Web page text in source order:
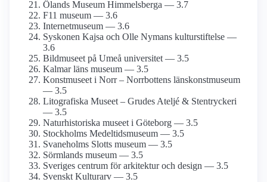
Ölands Museum Himmelsberga — 3.7
F11 museum — 3.6
Internet­museum — 3.6
Syskonen Kajsa och Olle Nymans kulturstiftelse —
3.6
Bildmuseet på Umeå universitet — 3.5
Kalmar läns museum — 3.5
Konstmuseet i Norr – Norrbottens länskonst­museum
— 3.5
Litografiska Museet – Grudes Ateljé & Stentryckeri
— 3.5
Naturhistoriska museet i Göteborg — 3.5
Stockholms Medeltids­museum — 3.5
Svaneholms Slotts museum — 3.5
Sörmlands museum — 3.5
Sveriges centrum för arkitektur och design — 3.5
Svenskt Kulturarv — 3.5